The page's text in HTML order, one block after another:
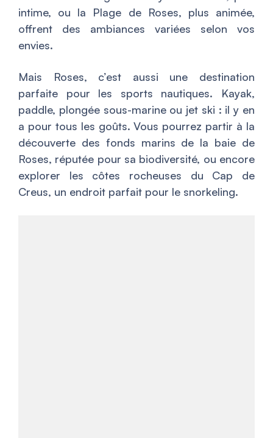
intime, ou la Plage de Roses, plus animée,
offrent des ambiances variées selon vos
envies.
Mais Roses, c’est aussi une destination
parfaite pour les sports nautiques. Kayak,
paddle, plongée sous-marine ou jet ski : il y en
a pour tous les goûts. Vous pourrez partir à la
découverte des fonds marins de la baie de
Roses, réputée pour sa biodiversité, ou encore
explorer les côtes rocheuses du Cap de
Creus, un endroit parfait pour le snorkeling.